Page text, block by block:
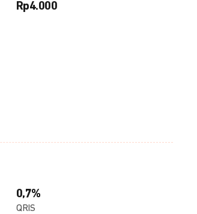
Rp4.000
0,7%
QRIS